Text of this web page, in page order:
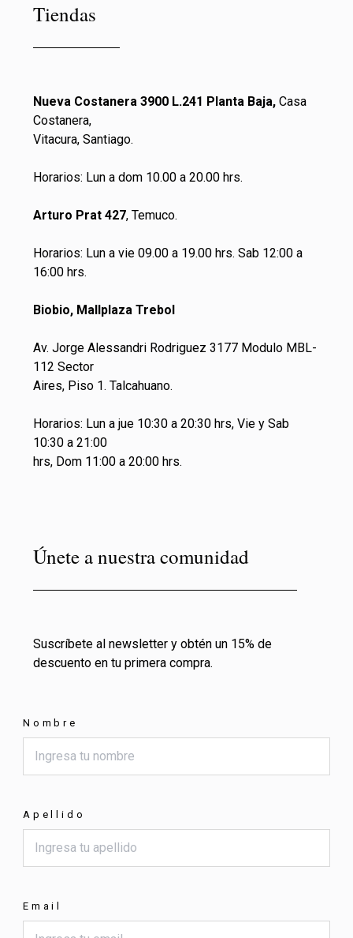
Tiendas
Nueva Costanera 3900 L.241 Planta Baja, Casa
Costanera,
Vitacura, Santiago.
Horarios: Lun a dom 10.00 a 20.00 hrs.
Arturo Prat 427, Temuco.
Horarios: Lun a vie 09.00 a 19.00 hrs. Sab 12:00 a
16:00 hrs.
Biobio, Mallplaza Trebol
Av. Jorge Alessandri Rodriguez 3177 Modulo MBL-
112 Sector
Aires, Piso 1. Talcahuano.
Horarios: Lun a jue 10:30 a 20:30 hrs, Vie y Sab
10:30 a 21:00
hrs, Dom 11:00 a 20:00 hrs.
Únete a nuestra comunidad
Suscríbete al newsletter y obtén un 15% de
descuento en tu primera compra.
Nombre
Apellido
Email